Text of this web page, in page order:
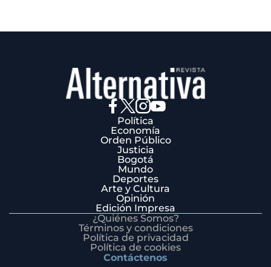
Política
Economía
Orden Público
Justicia
Bogotá
Mundo
Deportes
Arte y Cultura
Opinión
Edición Impresa
¿Quiénes Somos?
Términos y condiciones
Política de privacidad
Política de cookies
Contáctenos